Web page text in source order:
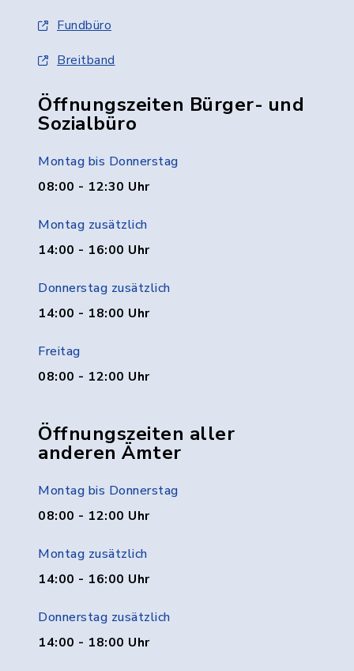
Fundbüro
Breitband
Öffnungszeiten Bürger- und
Sozialbüro
Montag bis Donnerstag
08:00 - 12:30 Uhr
Montag zusätzlich
14:00 - 16:00 Uhr
Donnerstag zusätzlich
14:00 - 18:00 Uhr
Freitag
08:00 - 12:00 Uhr
Öffnungszeiten aller
anderen Ämter
Montag bis Donnerstag
08:00 - 12:00 Uhr
Montag zusätzlich
14:00 - 16:00 Uhr
Donnerstag zusätzlich
14:00 - 18:00 Uhr